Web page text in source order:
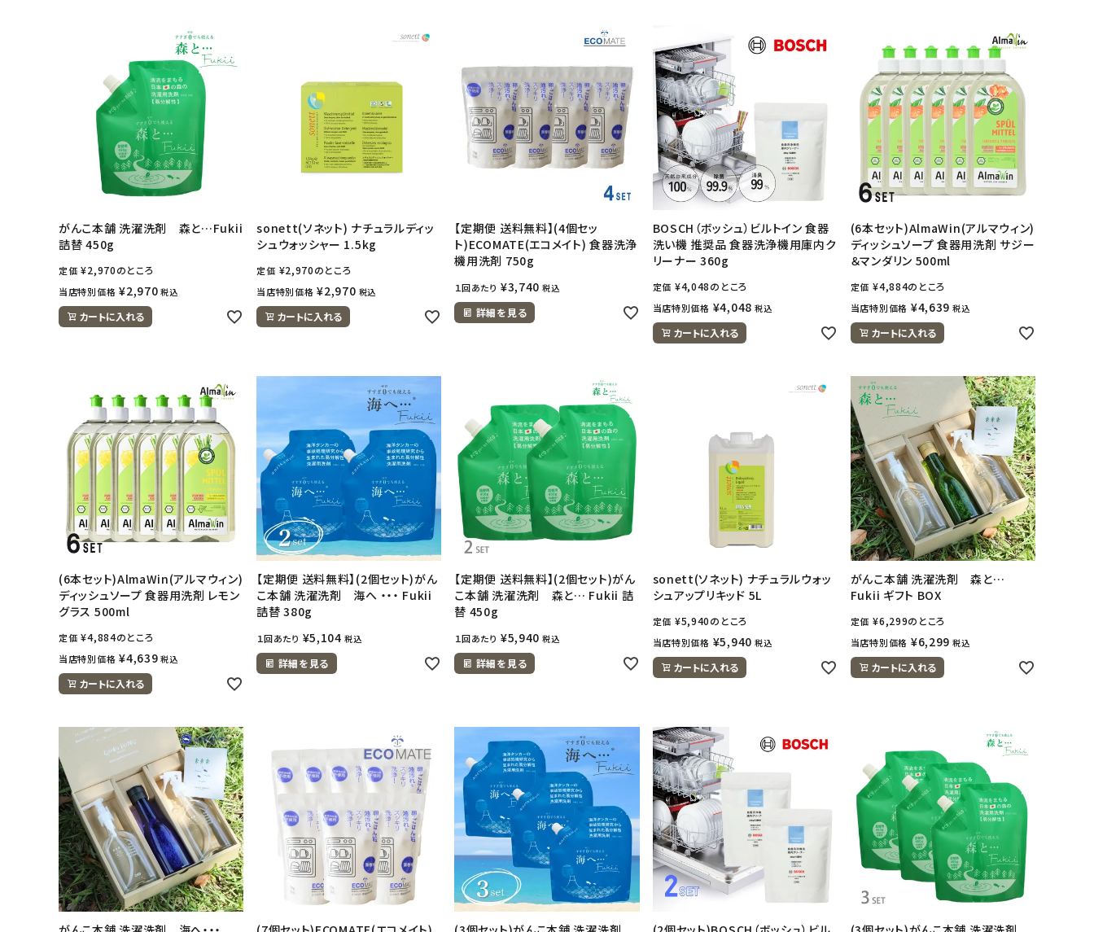
がんこ本舗 洗濯洗剤 森と…Fukii
詰替 450g
定価 ¥2,970のところ
当店特別価格 ¥2,970 税込
カートに入れる
sonett(ソネット) ナチュラルディッ
シュウォッシャー 1.5kg
定価 ¥2,970のところ
当店特別価格 ¥2,970 税込
カートに入れる
【定期便 送料無料】(4個セッ
ト)ECOMATE(エコメイト) 食器洗浄
機用洗剤 750g
１回あたり ¥3,740 税込
詳細を見る
BOSCH（ボッシュ）ビルトイン 食器
洗い機 推奨品 食器洗浄機用庫内ク
リーナー 360g
定価 ¥4,048のところ
当店特別価格 ¥4,048 税込
カートに入れる
(6本セット)AlmaWin(アルマウィン)
ディッシュソープ 食器用洗剤 サジー
＆マンダリン 500ml
定価 ¥4,884のところ
当店特別価格 ¥4,639 税込
カートに入れる
(6本セット)AlmaWin(アルマウィン)
ディッシュソープ 食器用洗剤 レモン
グラス 500ml
定価 ¥4,884のところ
当店特別価格 ¥4,639 税込
カートに入れる
【定期便 送料無料】(2個セット)がん
こ本舗 洗濯洗剤 海へ ・・・ Fukii
詰替 380g
１回あたり ¥5,104 税込
詳細を見る
【定期便 送料無料】(2個セット)がん
こ本舗 洗濯洗剤 森と… Fukii 詰
替 450g
１回あたり ¥5,940 税込
詳細を見る
sonett(ソネット) ナチュラルウォッ
シュアップリキッド 5L
定価 ¥5,940のところ
当店特別価格 ¥5,940 税込
カートに入れる
がんこ本舗 洗濯洗剤 森と…
Fukii ギフト BOX
定価 ¥6,299のところ
当店特別価格 ¥6,299 税込
カートに入れる